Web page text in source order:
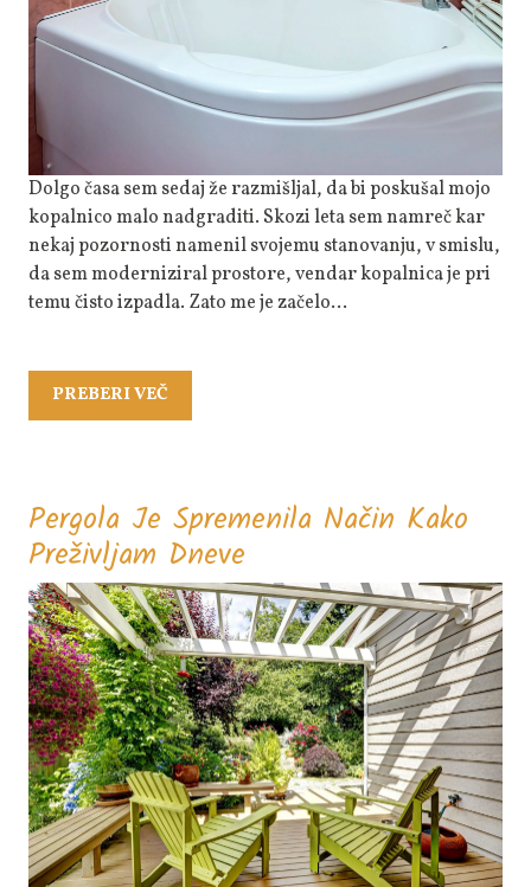
Dolgo časa sem sedaj že razmišljal, da bi poskušal mojo
kopalnico malo nadgraditi. Skozi leta sem namreč kar
nekaj pozornosti namenil svojemu stanovanju, v smislu,
da sem moderniziral prostore, vendar kopalnica je pri
temu čisto izpadla. Zato me je začelo…
PREBERI VEČ
VEČ
Pergola Je Spremenila Način Kako
Preživljam Dneve
Je
Spremenila
Način
Kako
Preživljam
Dneve